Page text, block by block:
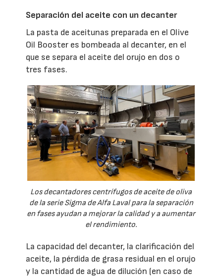
Separación del aceite con un decanter
La pasta de aceitunas preparada en el Olive
Oil Booster es bombeada al decanter, en el
que se separa el aceite del orujo en dos o
tres fases.
Los decantadores centrífugos de aceite de oliva
de la serie Sigma de Alfa Laval para la separación
en fases ayudan a mejorar la calidad y a aumentar
el rendimiento.
La capacidad del decanter, la clarificación del
aceite, la pérdida de grasa residual en el orujo
y la cantidad de agua de dilución (en caso de